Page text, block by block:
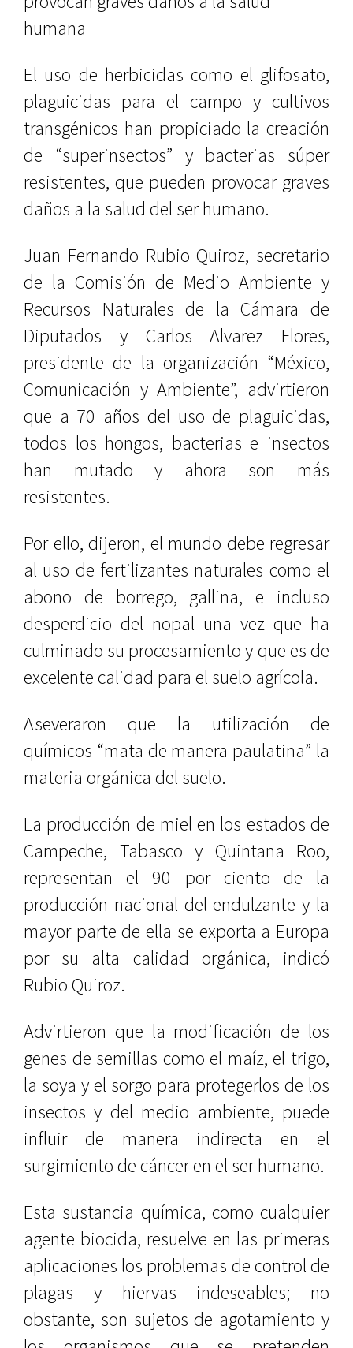
humana
El uso de herbicidas como el glifosato,
plaguicidas para el campo y cultivos
transgénicos han propiciado la creación
de “superinsectos” y bacterias súper
resistentes, que pueden provocar graves
daños a la salud del ser humano.
Juan Fernando Rubio Quiroz, secretario
de la Comisión de Medio Ambiente y
Recursos Naturales de la Cámara de
Diputados y Carlos Alvarez Flores,
presidente de la organización “México,
Comunicación y Ambiente”, advirtieron
que a 70 años del uso de plaguicidas,
todos los hongos, bacterias e insectos
han mutado y ahora son más
resistentes.
Por ello, dijeron, el mundo debe regresar
al uso de fertilizantes naturales como el
abono de borrego, gallina, e incluso
desperdicio del nopal una vez que ha
culminado su procesamiento y que es de
excelente calidad para el suelo agrícola.
Aseveraron que la utilización de
químicos “mata de manera paulatina” la
materia orgánica del suelo.
La producción de miel en los estados de
Campeche, Tabasco y Quintana Roo,
representan el 90 por ciento de la
producción nacional del endulzante y la
mayor parte de ella se exporta a Europa
por su alta calidad orgánica, indicó
Rubio Quiroz.
Advirtieron que la modificación de los
genes de semillas como el maíz, el trigo,
la soya y el sorgo para protegerlos de los
insectos y del medio ambiente, puede
influir de manera indirecta en el
surgimiento de cáncer en el ser humano.
Esta sustancia química, como cualquier
agente biocida, resuelve en las primeras
aplicaciones los problemas de control de
plagas y hiervas indeseables; no
obstante, son sujetos de agotamiento y